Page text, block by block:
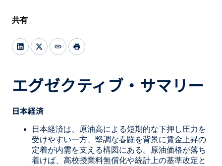
共有
link print
エグゼクティブ・サマリー
日本経済
日本経済は、原油高による短期的な下押し圧力を
受けやすい一方、堅調な春闘を背景に賃金上昇の
定着が内需を支える構図にある。原油価格が落ち
着けば、高校授業料無償化や統計上の基準改定と